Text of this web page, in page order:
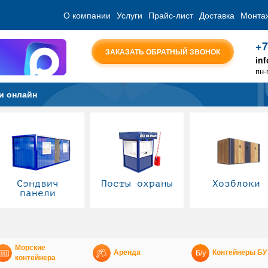
О компании Услуги Прайс-лист Доставка
ЗАКАЗАТЬ ОБРАТНЫЙ ЗВОНОК
онлайн
Сэндвич
панели
Посты охраны Хозблоки
Морские
контейнера
Аренда Контейнеры БУ